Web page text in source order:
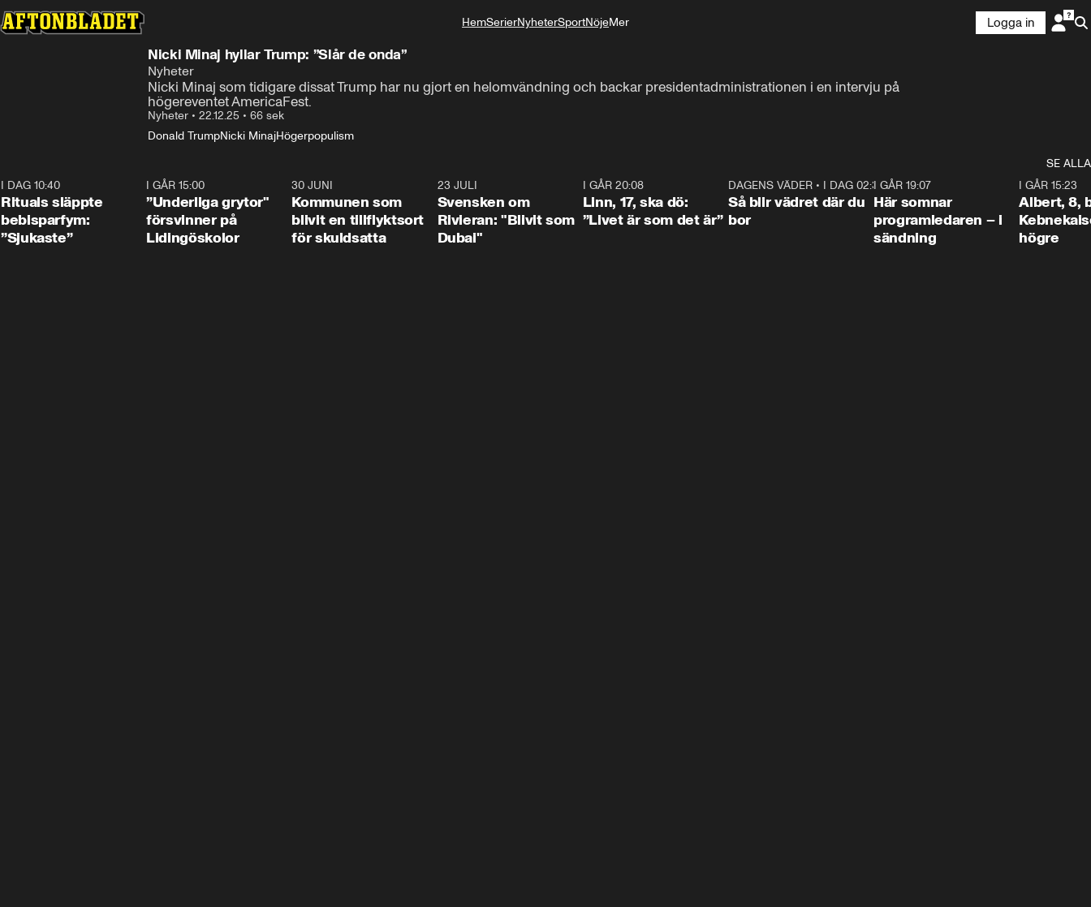
HemSerierNyheterSportNöjeMer
Logga in
Nicki Minaj hyllar Trump: ”Slår de onda”
Nyheter
Nicki Minaj som tidigare dissat Trump har nu gjort en helomvändning och backar presidentadministrationen i en intervju på
högereventet AmericaFest.
Nyheter • 22.12.25 • 66 sek
Donald TrumpNicki MinajHögerpopulism
SE ALLA
I DAG 10:40
Rituals släppte
bebisparfym:
”Sjukaste”
1:07
I GÅR 15:00
”Underliga grytor"
försvinner på
Lidingöskolor
30 JUNI
Kommunen som
blivit en tillflyktsort
för skuldsatta
23 JULI
Svensken om
Rivieran: "Blivit som
Dubai"
I GÅR 20:08
Linn, 17, ska dö:
”Livet är som det är”
1:06
DAGENS VÄDER• I DAG 02:30
Så blir vädret där du
bor
I GÅR 19:07
Här somnar
programledaren – i
sändning
I GÅR 15:23
Albert, 8,
högre